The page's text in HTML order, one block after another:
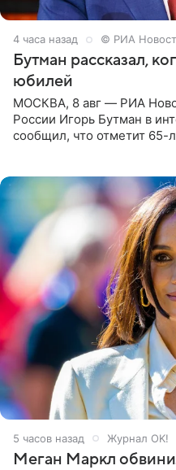
4 часа назад © РИА
Бутман рассказал,
юбилей
МОСКВА, 8 авг — РИА
России Игорь Бутман в
сообщил, что отметит
5 часов назад Журнал OK!
Меган Маркл